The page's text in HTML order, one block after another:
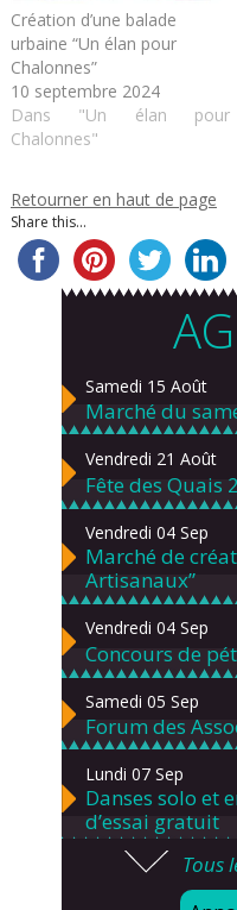
Création d’une balade
urbaine “Un élan pour
Chalonnes”
10 septembre 2024
Dans "Un élan pour
Chalonnes"
Retourner en haut de page
Share this...
Samedi 15 Août
Marché du
Vendredi 21 Août
Fête des Quais
Vendredi 04 Sep
Marché de
Artisanaux”
Vendredi 04 Sep
Concours de
Samedi 05 Sep
Forum des
Lundi 07 Sep
Danses solo et
d’essai gratuit
Mardi 08 Sep
Chorale À
Tous